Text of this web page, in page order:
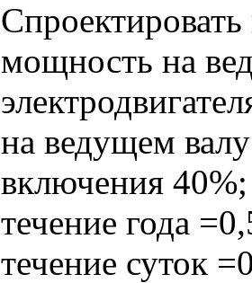
мощность на
на ведущем
включения
течение года
течение суток